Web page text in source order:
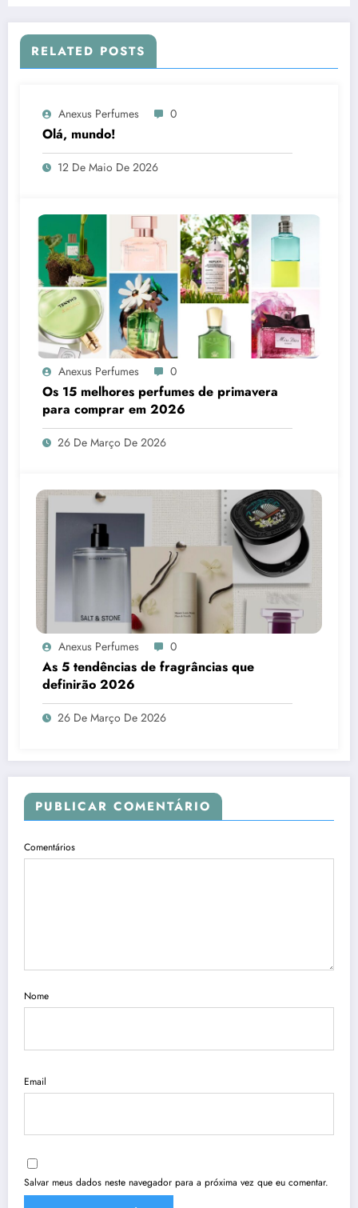
RELATED POSTS
Anexus Perfumes 0
Olá, mundo!
12 De Maio De 2026
Anexus Perfumes 0
Os 15 melhores perfumes de primavera
para comprar em 2026
26 De Março De 2026
Anexus Perfumes 0
As 5 tendências de fragrâncias que
definirão 2026
26 De Março De 2026
PUBLICAR COMENTÁRIO
Comentários
Nome
Email
Salvar meus dados neste navegador para a próxima vez que eu comentar.